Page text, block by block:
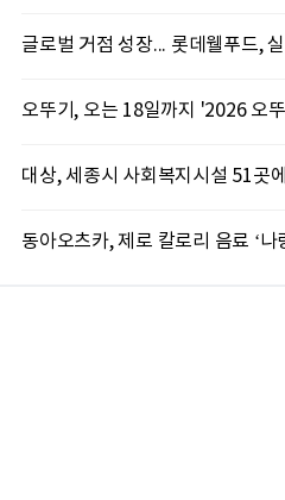
글로벌 거점 성장... 롯데웰푸드,
오뚜기, 오는 18일까지 '2026 오